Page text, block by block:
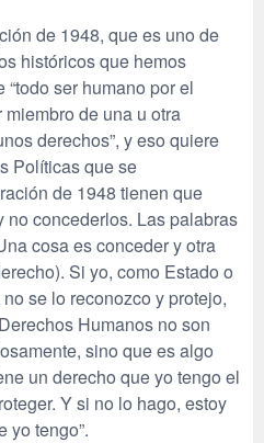
de 1948, que es uno de
históricos que hemos
ser humano por el
de una u otra
derechos”, y eso quiere
Políticas que se
de 1948 tienen que
no concederlos. Las palabras
cosa es conceder y otra
Si yo, como Estado o
se lo reconozco y protejo,
Humanos no son
sino que es algo
un derecho que yo tengo el
Y si no lo hago, estoy
yo tengo”.